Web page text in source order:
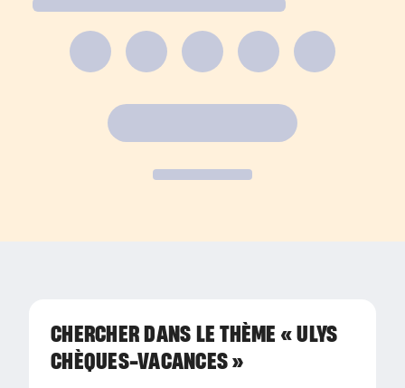
CHERCHER DANS LE THÈME « ULYS
CHÈQUES-VACANCES »